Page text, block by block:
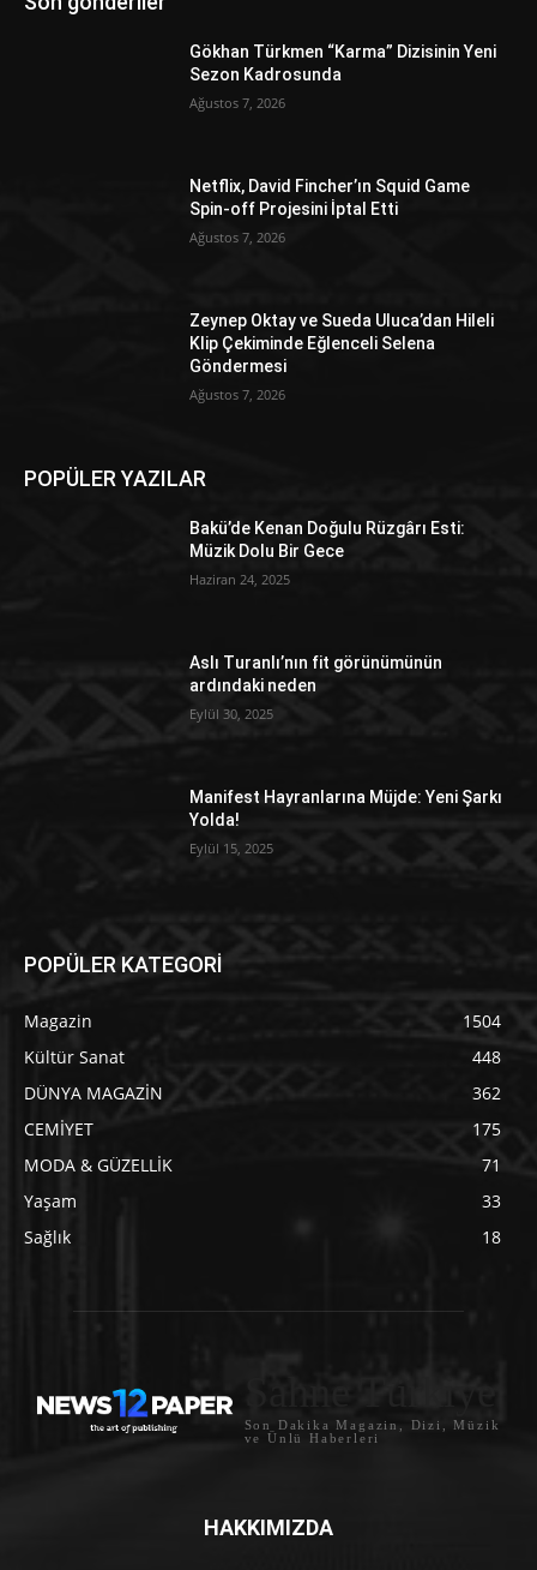
Gökhan Türkmen “Karma” Dizisinin Yeni
Sezon Kadrosunda
Ağustos 7, 2026
Netflix, David Fincher’ın Squid Game
Spin-off Projesini İptal Etti
Ağustos 7, 2026
Zeynep Oktay ve Sueda Uluca’dan Hileli
Klip Çekiminde Eğlenceli Selena
Göndermesi
Ağustos 7, 2026
POPÜLER YAZILAR
Bakü’de Kenan Doğulu Rüzgârı Esti:
Müzik Dolu Bir Gece
Haziran 24, 2025
Aslı Turanlı’nın fit görünümünün
ardındaki neden
Eylül 30, 2025
Manifest Hayranlarına Müjde: Yeni Şarkı
Yolda!
Eylül 15, 2025
POPÜLER KATEGORİ
Magazin
1504
Kültür Sanat
448
DÜNYA MAGAZİN
362
CEMİYET
175
MODA & GÜZELLİK
71
Yaşam
33
Sağlık
18
Sahne Türkiye
Son Dakika Magazin, Dizi, Müzik
ve Ünlü Haberleri
HAKKIMIZDA